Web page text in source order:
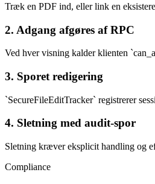
Træk en PDF ind, eller link en
2. Adgang afgøres af RPC
Ved hver visning kalder klienten
3. Sporet redigering
`SecureFileEditTracker` registrerer
4. Sletning med audit-spor
Sletning kræver eksplicit handling og
Compliance